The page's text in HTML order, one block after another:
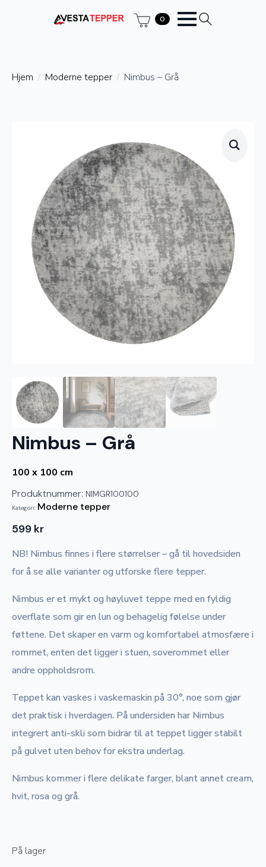
0
Hjem Moderne tepper Nimbus – Grå
Nimbus – Grå
100 x 100 cm
Produktnummer: NIMGR100100
Kategori: Moderne tepper
599 kr
NB! Nimbus finnes i flere størrelser – gå til hovedsiden
for å se alle varianter og utforske flere tepper.
Nimbus er et mykt og høyluvet teppe med en fyldig
overflate som gir en lun og behagelig følelse under
føttene. Det skaper en varm og komfortabel atmosfære i
rommet, enten det ligger i stuen, soverommet eller
andre oppholdsrom.
Teppet kan vaskes i vaskemaskin på 30°, noe som gjør
det praktisk i hverdagen. På undersiden har Nimbus
integrert anti-skli som bidrar til at teppet ligger stabilt
på gulvet uten behov for ekstra underlag.
Nimbus kommer i flere delikate farger, blant annet cream,
hvit, rosa og grå.
På lager